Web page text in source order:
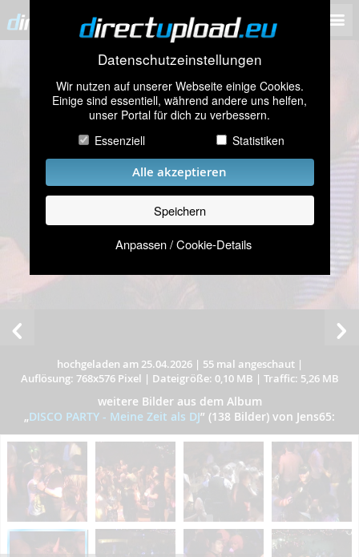
Datenschutzeinstellungen
Wir nutzen auf unserer Webseite einige Cookies.
Einige sind essentiell, während andere uns helfen,
unser Portal für dich zu verbessern.
Essenziell
Statistiken
Alle akzeptieren
Speichern
Anpassen / Cookie-Details
hochgeladen am 25.04.2026| 55 mal angeschaut|
Auflösung: 768x576 Pixel | Dateigröße: 0,10 MB | Traffic: 5,26 MB
weitere Bilder aus dem Album
„DISCO PARTY - Meine Zeit als DJ” (138 Bilder) von Jens65: